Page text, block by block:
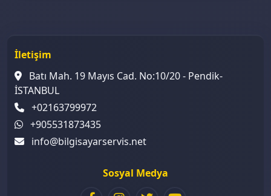
İletişim
Batı Mah. 19 Mayıs Cad. No:10/20 - Pendik-
İSTANBUL
+02163799972
+905531873435
info@bilgisayarservis.net
Sosyal Medya